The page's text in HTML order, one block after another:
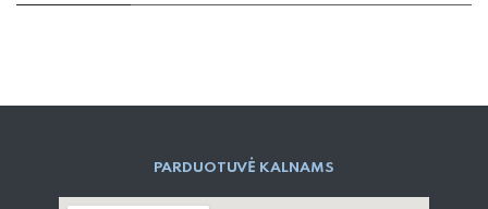
PARD​UOTUVĖ​ KALNAMS